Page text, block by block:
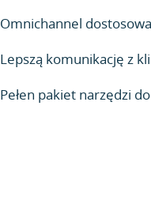
Omnichannel
Lepszą komunikację z
Pełen pakiet narzędzi